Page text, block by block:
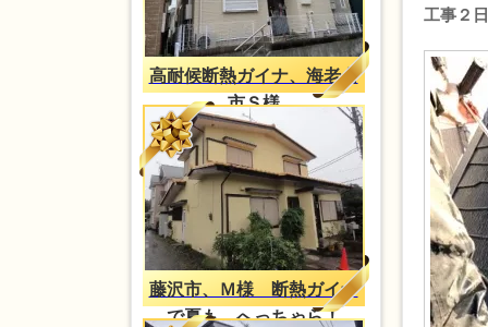
高耐候断熱ガイナ、海老名
市Ｓ様
藤沢市、Ｍ様 断熱ガイナ
で夏も、へっちゃら！
工事２